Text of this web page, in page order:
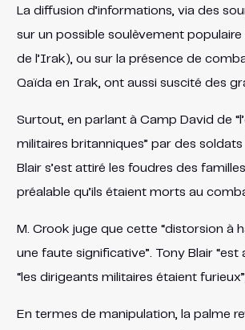
La diffusion d’informations, via des
sur un possible soulèvement populaire
de l’Irak), ou sur la présence de
Qaïda en Irak, ont aussi suscité des
Surtout, en parlant à Camp David de
militaires britanniques” par des soldats
Blair s’est attiré les foudres des
préalable qu’ils étaient morts au
M. Crook juge que cette “distorsion à
une faute significative”. Tony Blair “est
“les dirigeants militaires étaient
En termes de manipulation, la palme